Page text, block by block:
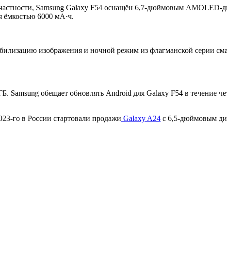
Samsung Galaxy F54 оснащён 6,7-дюймовым AMOLED-
ёмкостью 6000 мА·ч.
изображения и ночной режим из флагманской серии
Samsung обещает обновлять Android для Galaxy F54 в течение
го в России стартовали продажи Galaxy A24 с 6,5-дюймовым